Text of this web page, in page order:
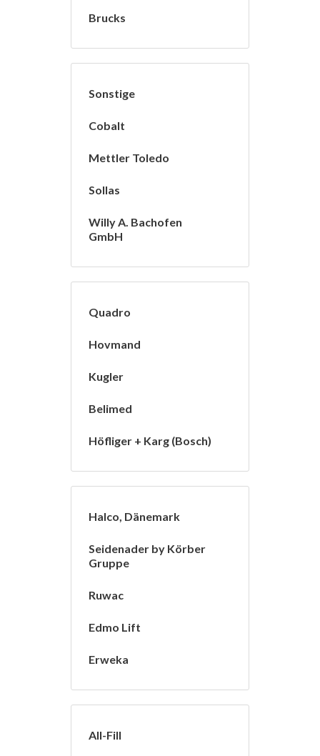
Brucks
Sonstige
Cobalt
Mettler Toledo
Sollas
Willy A. Bachofen
GmbH
Quadro
Hovmand
Kugler
Belimed
Höfliger + Karg (Bosch)
Halco, Dänemark
Seidenader by Körber
Gruppe
Ruwac
Edmo Lift
Erweka
All-Fill